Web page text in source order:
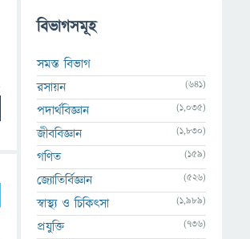
বিভাগসমূহ
সমস্ত বিভাগ
রসায়ন
(641)
পদার্থবিজ্ঞান (1,035)
জীববিজ্ঞান (1,830)
গণিত (159)
জ্যোতির্বিজ্ঞান (526)
স্বাস্থ্য ও চিকিৎসা (1,989)
প্রযুক্তি (736)